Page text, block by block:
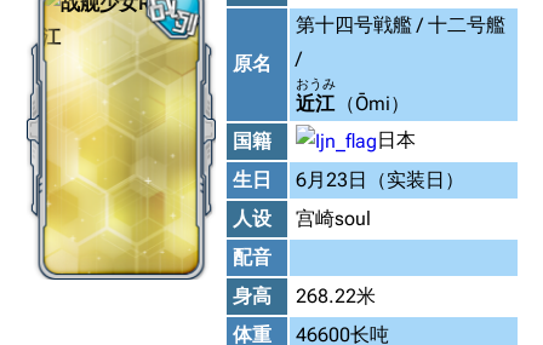
原名
第十四号戦艦 / 十二号艦
/
近江
おうみ
（Ōmi）
国籍
日本
生日
6月23日（实装日）
人设
宫崎soul
配音
身高
268.22米
体重
46600长吨